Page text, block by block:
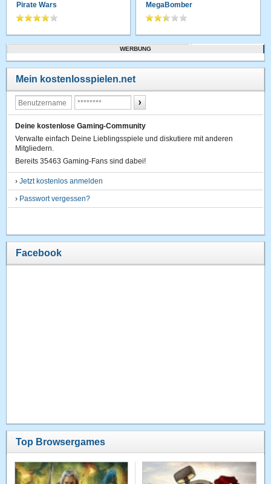
Pirate Wars MegaBomber
WERBUNG
Mein kostenlosspielen.net
Deine kostenlose Gaming-Community
Verwalte einfach Deine Lieblingsspiele und diskutiere mit anderen
Mitgliedern.
Bereits 35463 Gaming-Fans sind dabei!
›Jetzt kostenlos anmelden
› Passwort vergessen?
Facebook
Top Browsergames